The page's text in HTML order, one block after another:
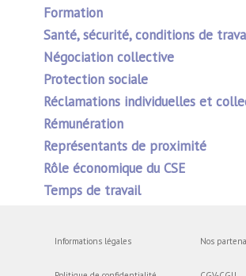
Formation
Santé, sécurité, conditions de
Négociation collective
Protection sociale
Réclamations individuelles et
Rémunération
Représentants de proximité
Rôle économique du CSE
Temps de travail
Informations légales Nos